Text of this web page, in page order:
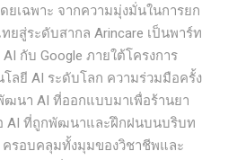
ยเฉพาะ จากความมุ่งมั่นในการยก
ยสู่ระดับสากล Arincare เป็นพาร์ท
กับ Google ภายใต้โครงการ
ลยี AI ระดับโลก ความร่วมมือครั้ง
นา AI ที่ออกแบบมาเพื่อร้านยา
AI ที่ถูกพัฒนาและฝึกฝนบนบริบท
ครอบคลุมทั้งมุมของวิชาชีพและ